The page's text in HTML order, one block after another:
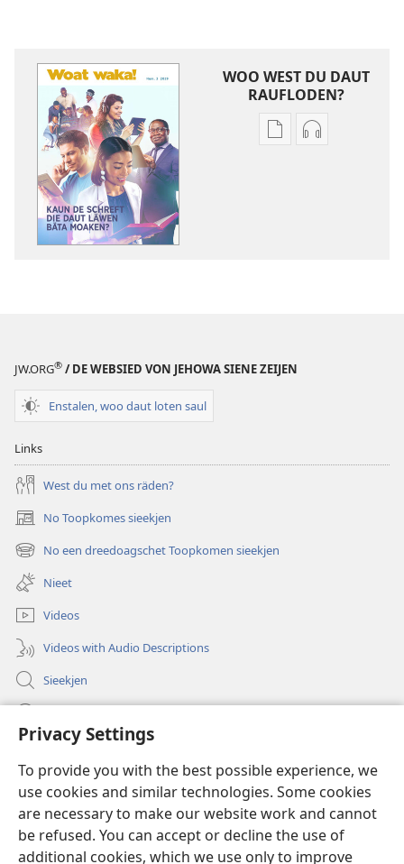
Privacy Settings
To provide you with the best possible experience, we
use cookies and similar technologies. Some cookies
are necessary to make our website work and cannot
be refused. You can accept or decline the use of
additional cookies, which we use only to improve
WOO WEST DU DAUT
RAUFLODEN?
Raufloden
bäta
Raufloden
JW.ORG® / DE WEBSIED VON JEHOWA SIENE ZEIJEN
Enstalen, woo daut loten saul
Links
West du met ons räden?
No Toopkomes sieekjen
(opens
new
window)
No een dreedoagschet Toopkomen sieekjen
(opens
new
window)
Nieet
Videos
Videos with Audio Descriptions
Sieekjen
(opens
window)Woaktorm ONLINE-BIBLIOTÄKJ™
(opens
new
window)JW Hub ®
(opens